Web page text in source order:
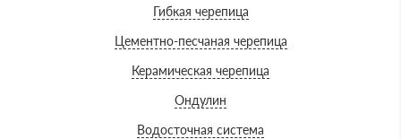
Гибкая черепица
Цементно-песчаная черепица
Керамическая черепица
Ондулин
Водосточная система